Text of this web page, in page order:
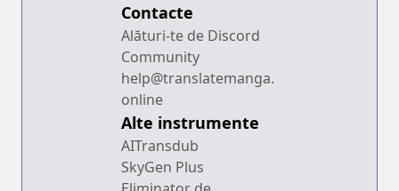
Contacte
Alături-te de Discord
Community
help@translatemanga.
online
Alte instrumente
AITransdub
SkyGen Plus